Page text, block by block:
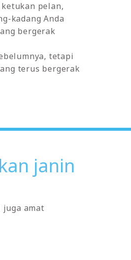
pelan,
kadang Anda
bergerak
tetapi
terus bergerak
janin
juga amat